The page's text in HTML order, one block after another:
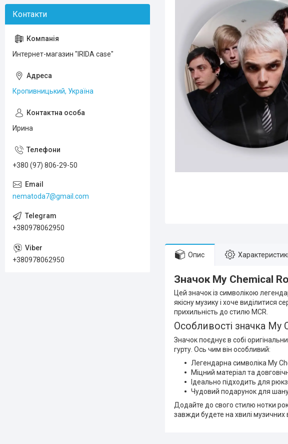
Опис
Значок My Chemical
Цей значок із символікою
якісну музику і хоче виділитися
прихильність до стилю MCR.
Особливості значка My
Значок поєднує в собі
гурту. Ось чим він особливий:
Легендарна символіка My
Міцний матеріал та
Ідеально підходить для
Чудовий подарунок для
Додайте до свого стилю нотки
завжди будете на хвилі музичних
Интернет-магазин "IRIDA case"
Кропивницький, Україна
Ирина
+380 (97) 806-29-50
nematoda7@gmail.com
+380978062950
+380978062950